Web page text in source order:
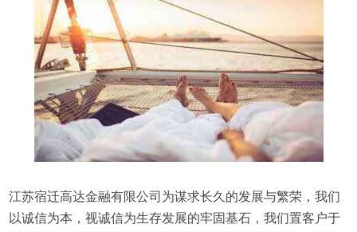
江苏宿迁高达金融有限公司为谋求长久的发展与繁荣，我们
以诚信为本，视诚信为生存发展的牢固基石，我们置客户于